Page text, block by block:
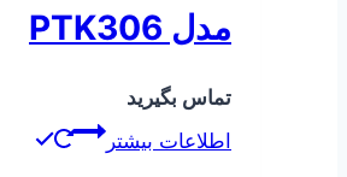
مدل PTK306
تماس بگیرید
اطلاعات بیشتر